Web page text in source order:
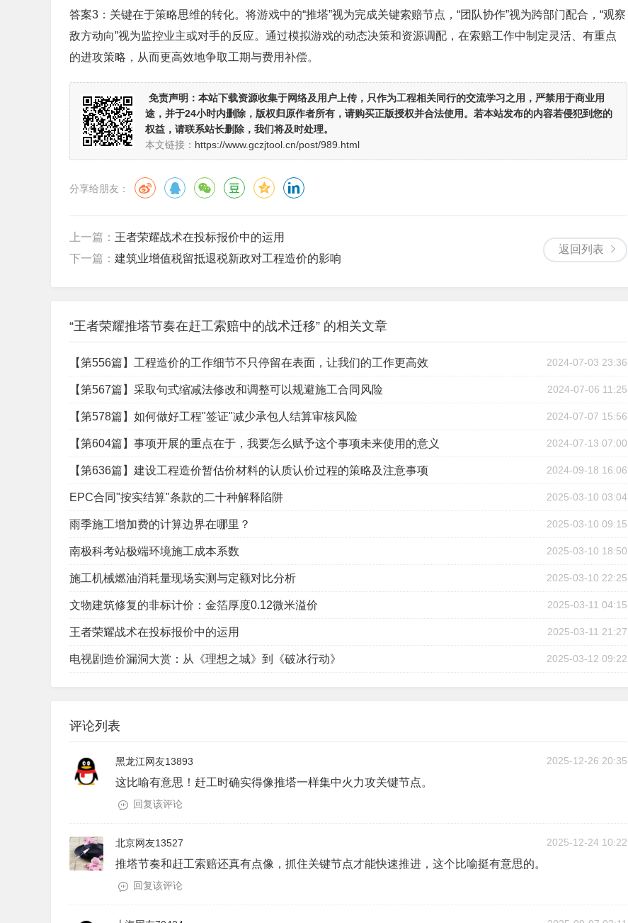
答案3：关键在于策略思维的转化。将游戏中的“推塔”视为完成关键索赔节点，“团队协作”视为跨部门配合，“观察
敌方动向”视为监控业主或对手的反应。通过模拟游戏的动态决策和资源调配，在索赔工作中制定灵活、有重点
的进攻策略，从而更高效地争取工期与费用补偿。
免责声明： 本站下载资源收集于网络及用户上传， 只作为工程相关同行的交流学习之用 ，严禁用于商业用
途，并于24小时内删除，版权归原作者所有，请购买正版授权并合法使用。若本站发布的内容若侵犯到您的
权益，请联系站长删除，我们将及时处理。
本文链接： https://www.gczjtool.cn/post/989.html
分享给朋友：
返回列表
上一篇： 王者荣耀战术在投标报价中的运用
下一篇： 建筑业增值税留抵退税新政对工程造价的影响
“王者荣耀推塔节奏在赶工索赔中的战术迁移” 的相关文章
【第556篇】工程造价的工作细节不只停留在表面，让我们的工作更高效 2024-07-03 23:36
【第567篇】采取句式缩减法修改和调整可以规避施工合同风险 2024-07-06 11:25
【第578篇】如何做好工程"签证"减少承包人结算审核风险 2024-07-07 15:56
【第604篇】事项开展的重点在于，我要怎么赋予这个事项未来使用的意义 2024-07-13 07:00
【第636篇】建设工程造价暂估价材料的认质认价过程的策略及注意事项 2024-09-18 16:06
EPC合同"按实结算"条款的二十种解释陷阱 2025-03-10 03:04
雨季施工增加费的计算边界在哪里？ 2025-03-10 09:15
南极科考站极端环境施工成本系数 2025-03-10 18:50
施工机械燃油消耗量现场实测与定额对比分析 2025-03-10 22:25
文物建筑修复的非标计价：金箔厚度0.12微米溢价 2025-03-11 04:15
王者荣耀战术在投标报价中的运用 2025-03-11 21:27
电视剧造价漏洞大赏：从《理想之城》到《破冰行动》 2025-03-12 09:22
评论列表
黑龙江网友13893 2025-12-26 20:35
这比喻有意思！赶工时确实得像推塔一样集中火力攻关键节点。
回复该评论
北京网友13527 2025-12-24 10:22
推塔节奏和赶工索赔还真有点像，抓住关键节点才能快速推进，这个比喻挺有意思的。
回复该评论